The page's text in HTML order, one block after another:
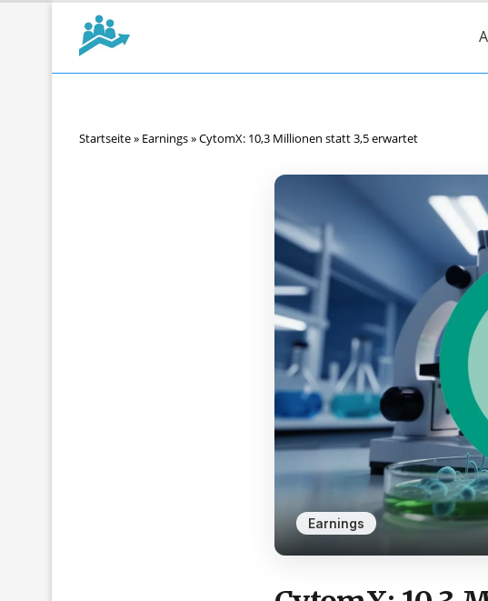
Startseite» Earnings»CytomX: 10,3 Millionen statt 3,5 erwartet
Earnings